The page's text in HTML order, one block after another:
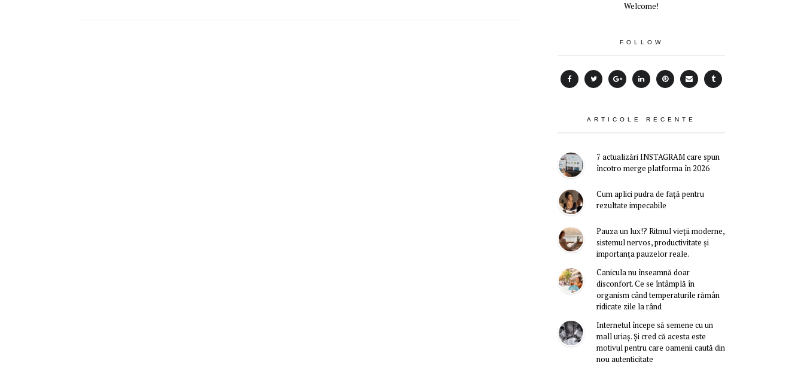
Welcome!
FOLLOW
ARTICOLE RECENTE
7 actualizări INSTAGRAM care spun
încotro merge platforma în 2026
Cum aplici pudra de față pentru
rezultate impecabile
Pauza un lux!? Ritmul vieții moderne,
sistemul nervos, productivitate și
importanța pauzelor reale.
Canicula nu înseamnă doar
disconfort. Ce se întâmplă în
organism când temperaturile rămân
ridicate zile la rând
Internetul începe să semene cu un
mall uriaș. Și cred că acesta este
motivul pentru care oamenii caută din
nou autenticitate